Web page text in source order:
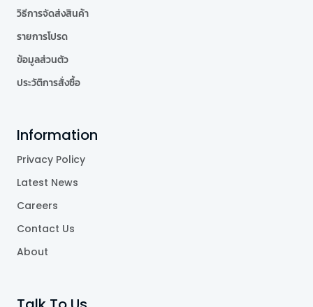
วิธีการจัดส่งสินค้า
รายการโปรด
ข้อมูลส่วนตัว
ประวัติการสั่งซื้อ
Information
Privacy Policy
Latest News
Careers
Contact Us
About